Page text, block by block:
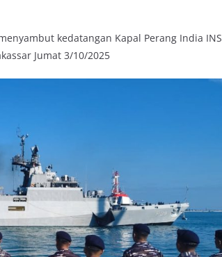
kedatangan Kapal Perang India INS
Jumat 3/10/2025